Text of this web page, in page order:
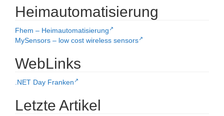
Heimautomatisierung
Fhem – Heimautomatisierung
MySensors – low cost wireless sensors
WebLinks
.NET Day Franken
Letzte Artikel